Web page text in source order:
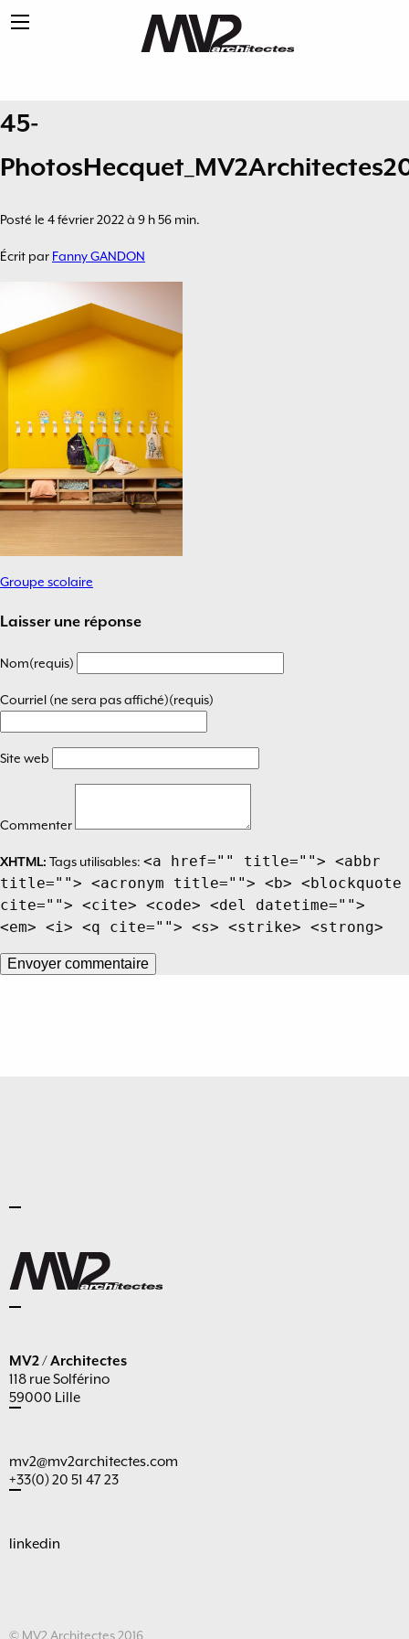
45-
Posté le 4 février 2022 à 9 h 56 min.
Écrit par Fanny GANDON
Navigation
de
Groupe scolaire
Laisser une réponse
Nom(requis)
Courriel (ne sera pas affiché)(requis)
Site web
Commenter
XHTML: Tags utilisables: <a href="" title=""> <abbr
title=""> <acronym title=""> <b> <blockquote
cite=""> <cite> <code> <del datetime="">
<em> <i> <q cite=""> <s> <strike> <strong>
MV2 / Architectes
118 rue Solférino
59000 Lille
mv2@mv2architectes.com
+33(0) 20 51 47 23
linkedin
© MV2 Architectes 2016